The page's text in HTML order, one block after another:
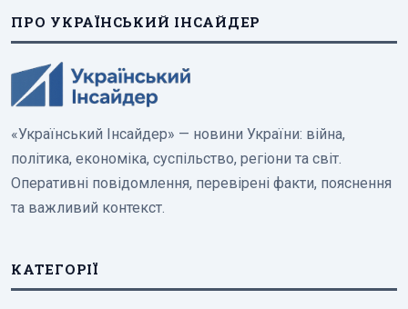
ПРО УКРАЇНСЬКИЙ ІНСАЙДЕР
«Український Інсайдер» — новини України: війна,
політика, економіка, суспільство, регіони та світ.
Оперативні повідомлення, перевірені факти, пояснення
та важливий контекст.
КАТЕГОРІЇ